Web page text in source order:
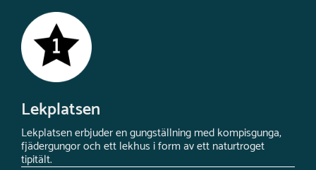
Lekplatsen
Lekplatsen erbjuder en gungställning med kompisgunga,
fjädergungor och ett lekhus i form av ett naturtroget
tipitält.